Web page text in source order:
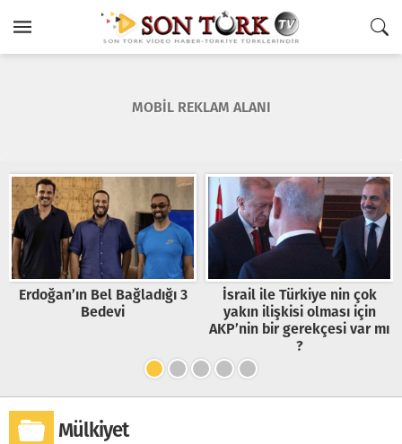
MOBİL REKLAM ALANI
Erdoğan’ın Bel Bağladığı 3
Bedevi
İsrail ile Türkiye nin çok
yakın ilişkisi olması için
AKP’nin bir gerekçesi var mı
?
Mülkiyet